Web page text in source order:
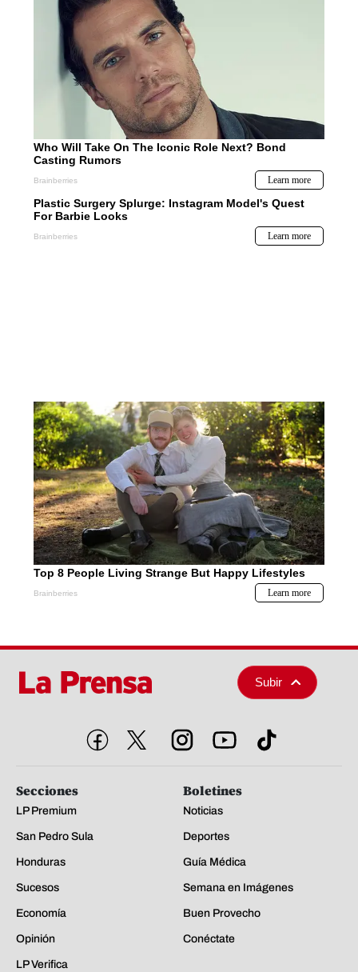
Subir
Secciones
LP Premium
San Pedro Sula
Honduras
Sucesos
Economía
Opinión
LP Verifica
Boletines
Noticias
Deportes
Guía Médica
Semana en Imágenes
Buen Provecho
Conéctate